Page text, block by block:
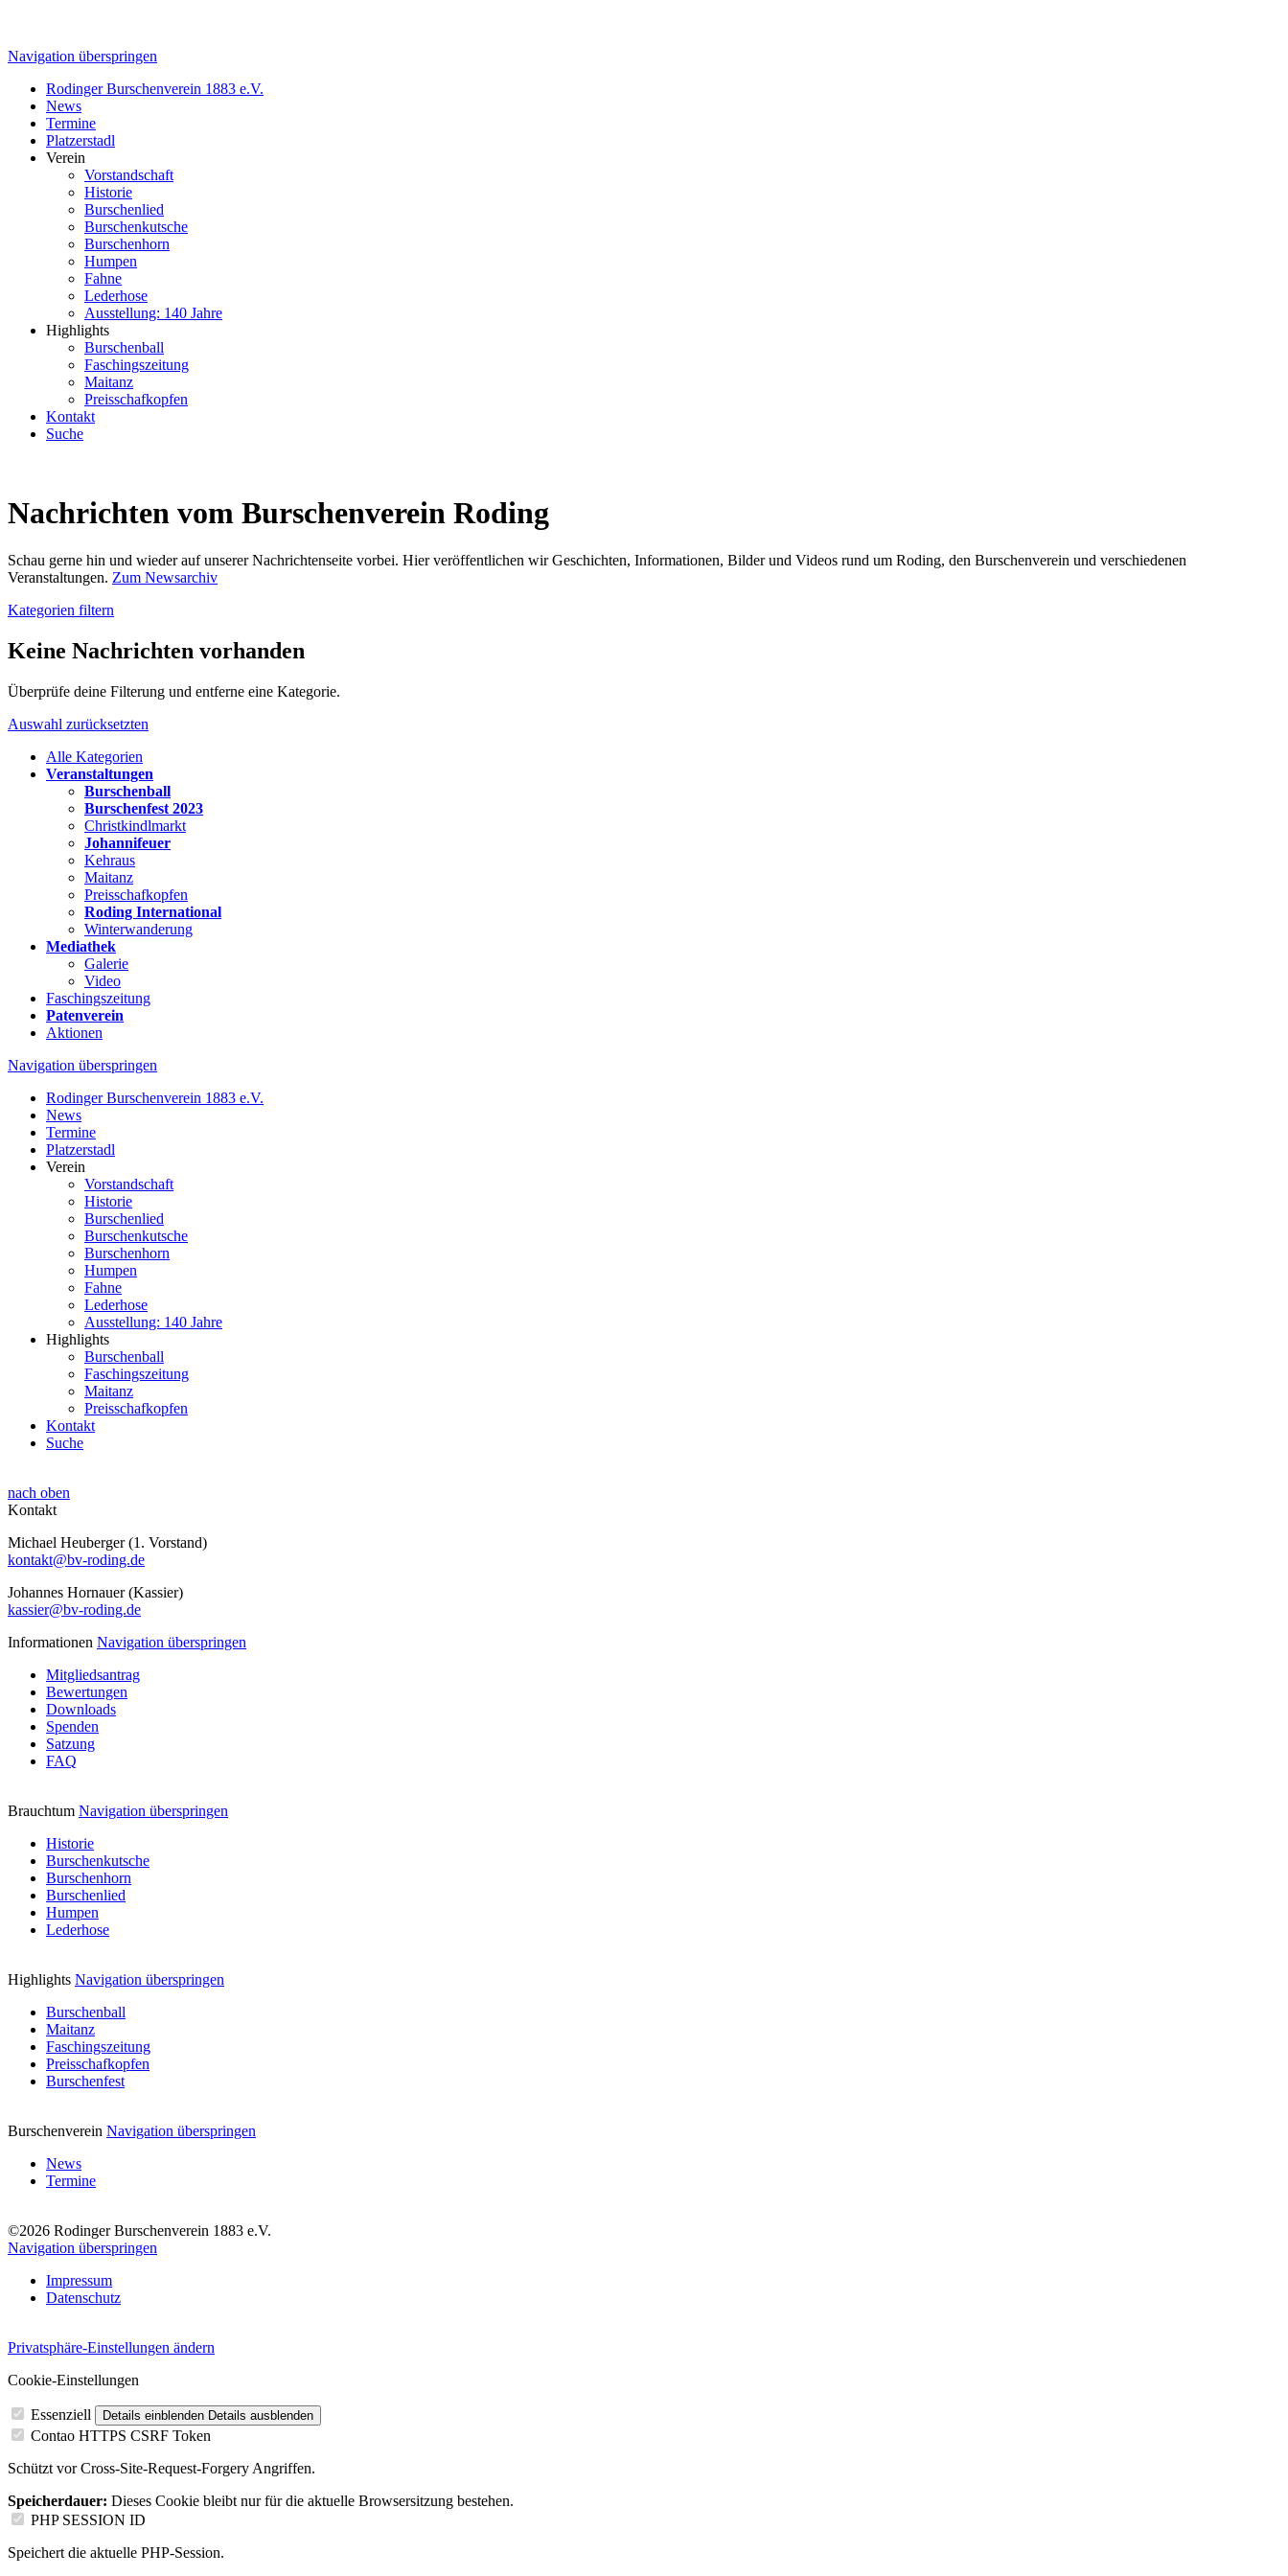
Navigation überspringen
Rodinger Burschenverein 1883 e.V.
News
Termine
Platzerstadl
Verein
Vorstandschaft
Historie
Burschenlied
Burschenkutsche
Burschenhorn
Humpen
Fahne
Lederhose
Ausstellung: 140 Jahre
Highlights
Burschenball
Faschingszeitung
Maitanz
Preisschafkopfen
Kontakt
Suche
Nachrichten vom Burschenverein Roding
Schau gerne hin und wieder auf unserer Nachrichtenseite vorbei. Hier veröffentlichen wir Geschichten, Informationen, Bilder und Videos rund um Roding, den Burschenverein und verschiedenen
Veranstaltungen. Zum Newsarchiv
Kategorien filtern
Keine Nachrichten vorhanden
Überprüfe deine Filterung und entferne eine Kategorie.
Auswahl zurücksetzten
Alle Kategorien
Veranstaltungen
Burschenball
Burschenfest 2023
Christkindlmarkt
Johannifeuer
Kehraus
Maitanz
Preisschafkopfen
Roding International
Winterwanderung
Mediathek
Galerie
Video
Faschingszeitung
Patenverein
Aktionen
Navigation überspringen
Rodinger Burschenverein 1883 e.V.
News
Termine
Platzerstadl
Verein
Vorstandschaft
Historie
Burschenlied
Burschenkutsche
Burschenhorn
Humpen
Fahne
Lederhose
Ausstellung: 140 Jahre
Highlights
Burschenball
Faschingszeitung
Maitanz
Preisschafkopfen
Kontakt
Suche
nach oben
Kontakt
Michael Heuberger (1. Vorstand)
kontakt@bv-roding.de
Johannes Hornauer (Kassier)
kassier@bv-roding.de
Informationen Navigation überspringen
Mitgliedsantrag
Bewertungen
Downloads
Spenden
Satzung
FAQ
Brauchtum Navigation überspringen
Historie
Burschenkutsche
Burschenhorn
Burschenlied
Humpen
Lederhose
Highlights Navigation überspringen
Burschenball
Maitanz
Faschingszeitung
Preisschafkopfen
Burschenfest
Burschenverein Navigation überspringen
News
Termine
©2026 Rodinger Burschenverein 1883 e.V.
Navigation überspringen
Impressum
Datenschutz
Privatsphäre-Einstellungen ändern
Cookie-Einstellungen
Essenziell Details einblenden Details ausblenden
Contao HTTPS CSRF Token
Schützt vor Cross-Site-Request-Forgery Angriffen.
Speicherdauer: Dieses Cookie bleibt nur für die aktuelle Browsersitzung bestehen.
PHP SESSION ID
Speichert die aktuelle PHP-Session.